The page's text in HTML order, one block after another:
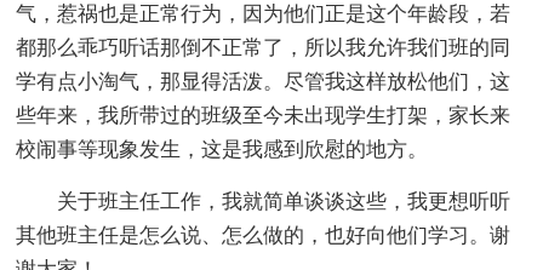
气，惹祸也是正常行为，因为他们正是这个年龄段，若
都那么乖巧听话那倒不正常了，所以我允许我们班的同
学有点小淘气，那显得活泼。尽管我这样放松他们，这
些年来，我所带过的班级至今未出现学生打架，家长来
校闹事等现象发生，这是我感到欣慰的地方。
关于班主任工作，我就简单谈谈这些，我更想听听
其他班主任是怎么说、怎么做的，也好向他们学习。谢